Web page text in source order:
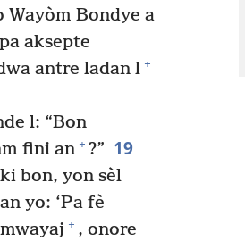
Wayòm Bondye a
aksepte
antre ladan l +
l: “Bon
fini an + ?” 19
bon, yon sèl
yo: ‘Pa fè
+ , onore